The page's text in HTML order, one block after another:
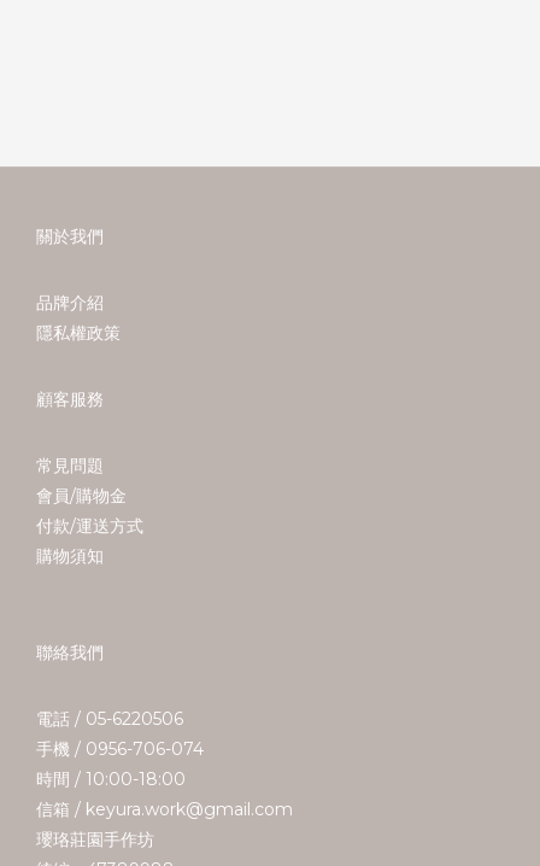
關於我們
品牌介紹
隱私權政策
顧客服務
常見問題
會員/購物金
付款/運送方式
購物須知
聯絡我們
電話 / 05-6220506
手機 / 0956-706-074
時間 / 10:00-18:00
信箱 / keyura.work@gmail.com
瓔珞莊園手作坊